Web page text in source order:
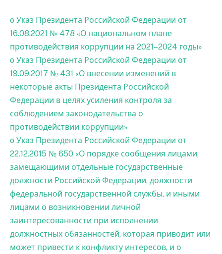
o Указ Президента Российской Федерации от
16.08.2021 № 478 «О национальном плане
противодействия коррупции на 2021–2024 годы»
o Указ Президента Российской Федерации от
19.09.2017 № 431 «О внесении изменений в
некоторые акты Президента Российской
Федерации в целях усиления контроля за
соблюдением законодательства о
противодействии коррупции»
o Указ Президента Российской Федерации от
22.12.2015 № 650 «О порядке сообщения лицами,
замещающими отдельные государственные
должности Российской Федерации, должности
федеральной государственной службы, и иными
лицами о возникновении личной
заинтересованности при исполнении
должностных обязанностей, которая приводит или
может привести к конфликту интересов, и о